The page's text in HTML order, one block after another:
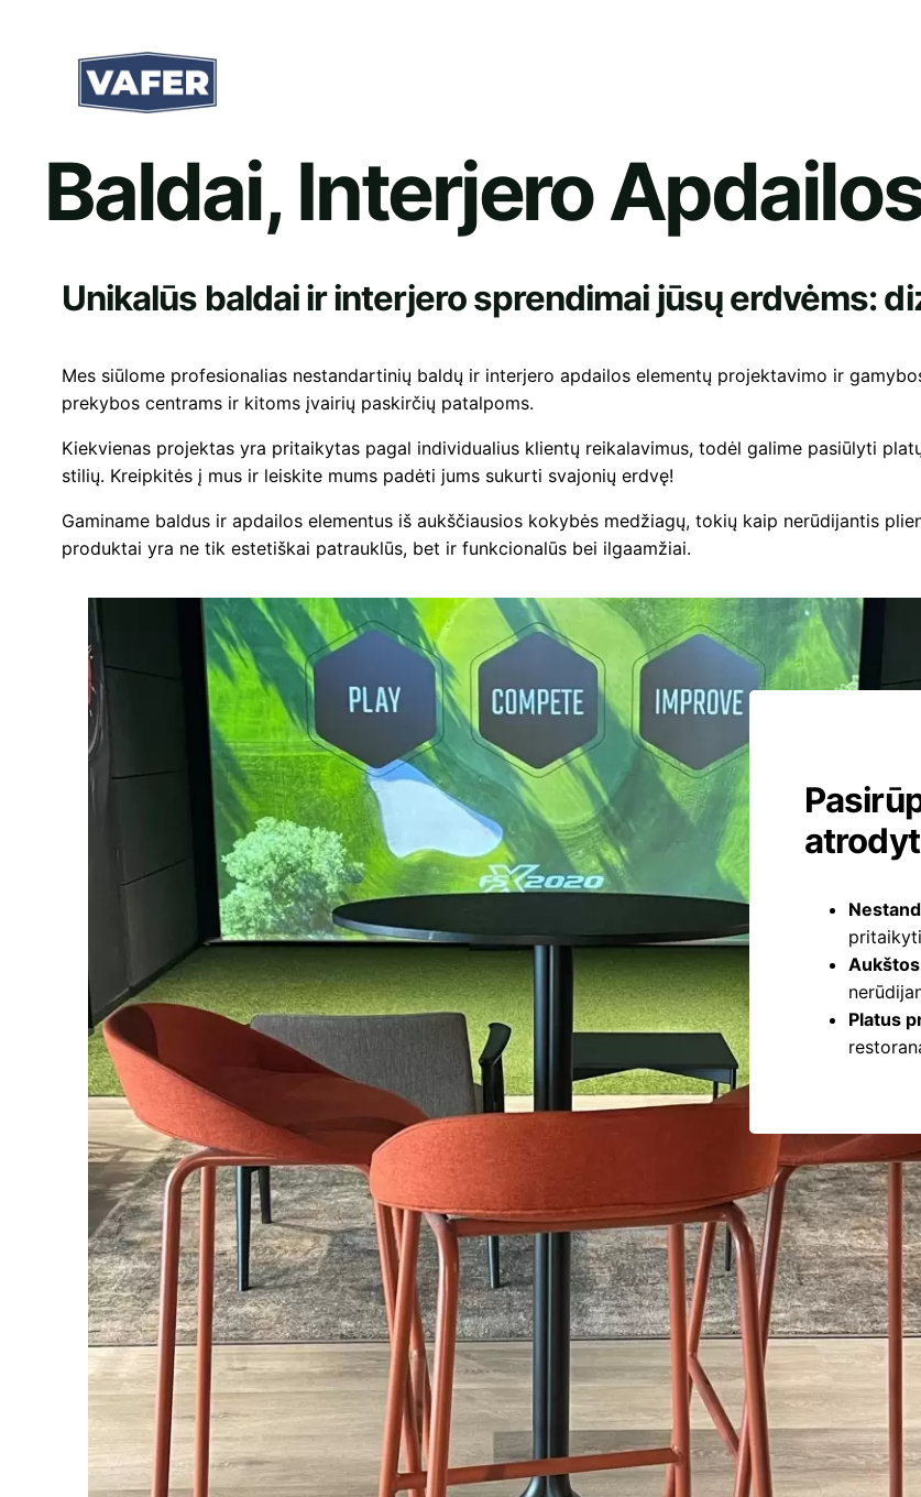
Baldai, Interjero
Unikalūs baldai ir interjero sprendimai jūsų erdvėms:
Mes siūlome profesionalias nestandartinių baldų ir interjero apdailos elementų projektavimo ir
prekybos centrams ir kitoms įvairių paskirčių patalpoms.
Kiekvienas projektas yra pritaikytas pagal individualius klientų reikalavimus, todėl galime pasiūlyti
stilių. Kreipkitės į mus ir leiskite mums padėti jums sukurti svajonių erdvę!
Gaminame baldus ir apdailos elementus iš aukščiausios kokybės medžiagų, tokių kaip nerūdijantis
produktai yra ne tik estetiškai patrauklūs, bet ir funkcionalūs bei ilgaamžiai.
Platus